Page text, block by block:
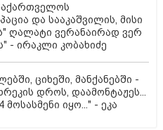
და სააკაშვილის, მისი
ღალატი ვერანაირად ვერ
- ირაკლი კობახიძე
ციხეში, მანქანებში -
დროს, დაამონტაჟეს...
მოსასმენი იყო..." - ეკა